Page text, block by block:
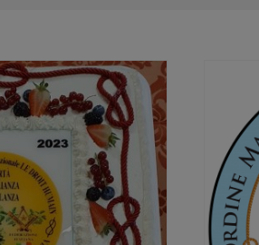
a Lamezia Terme: la n. 2117
a Paolo Ventura